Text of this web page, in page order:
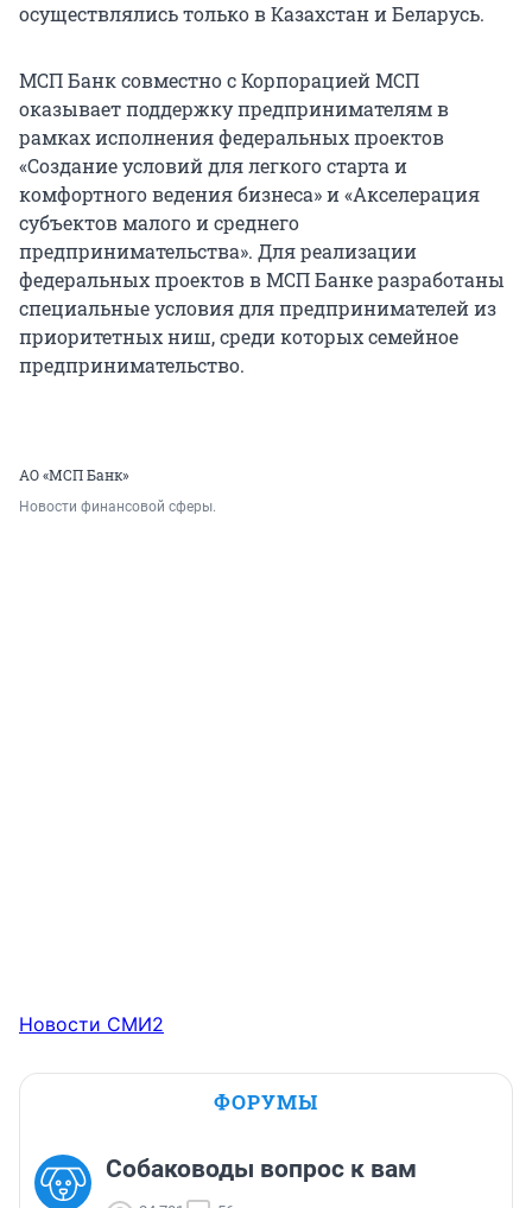
осуществлялись только в Казахстан и Беларусь.
МСП Банк совместно с Корпорацией МСП
оказывает поддержку предпринимателям в
рамках исполнения федеральных проектов
«Создание условий для легкого старта и
комфортного ведения бизнеса» и «Акселерация
субъектов малого и среднего
предпринимательства». Для реализации
федеральных проектов в МСП Банке разработаны
специальные условия для предпринимателей из
приоритетных ниш, среди которых семейное
предпринимательство.
АО «МСП Банк»
Новости финансовой сферы.
Новости СМИ2
ФОРУМЫ
Собаководы вопрос к вам